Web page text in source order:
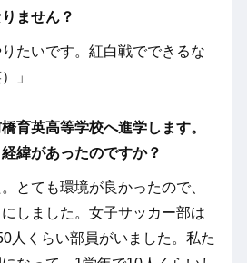
ません？
りたいです。紅白戦でできるな
」
育英高等学校へ進学します。
緯があったのですか？
とても環境が良かったので、
しました。女子サッカー部は
人くらい部員がいました。私た